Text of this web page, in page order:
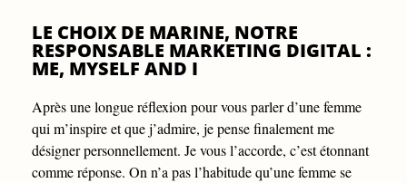
LE CHOIX DE MARINE, NOTRE
RESPONSABLE MARKETING DIGITAL :
ME, MYSELF AND I
Après une longue réflexion pour vous parler d’une femme
qui m’inspire et que j’admire, je pense finalement me
désigner personnellement. Je vous l’accorde, c’est étonnant
comme réponse. On n’a pas l’habitude qu’une femme se